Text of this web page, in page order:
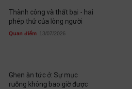
Thành công và thất bại - hai
phép thử của lòng người
Quan điểm 13/07/2026
Ghen ăn tức ở: Sự mục
ruỗng không bao giờ được